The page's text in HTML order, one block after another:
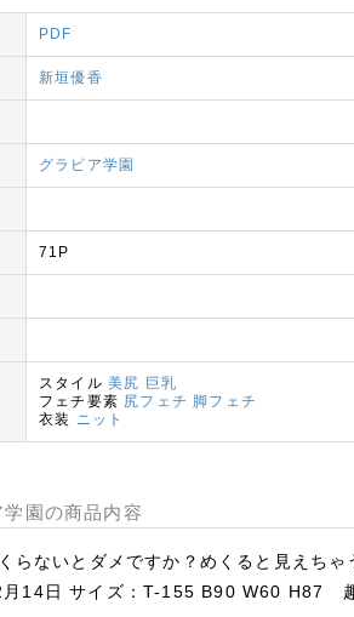
PDF
新垣優香
グラビア学園
71P
スタイル 美尻 巨乳
フェチ要素 尻フェチ 脚フェチ
衣装 ニット
園の商品内容
ないとダメですか？めくると見えち
14日 サイズ：T-155 B90 W60 H87